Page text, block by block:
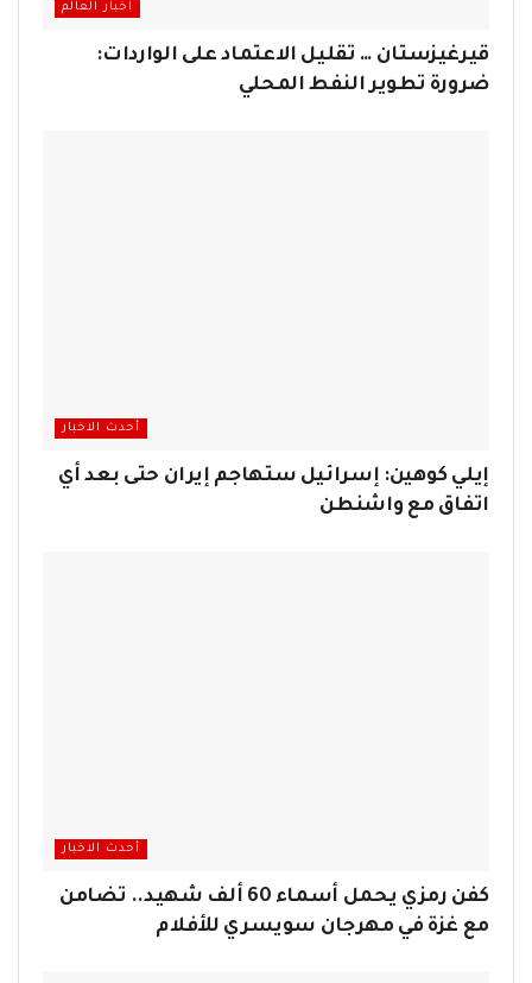
اخبار العالم
قيرغيزستان … تقليل الاعتماد على الواردات:
ضرورة تطوير النفط المحلي
أحدث الاخبار
إيلي كوهين: إسرائيل ستهاجم إيران حتى بعد أي
اتفاق مع واشنطن
أحدث الاخبار
كفن رمزي يحمل أسماء 60 ألف شهيد.. تضامن
مع غزة في مهرجان سويسري للأفلام